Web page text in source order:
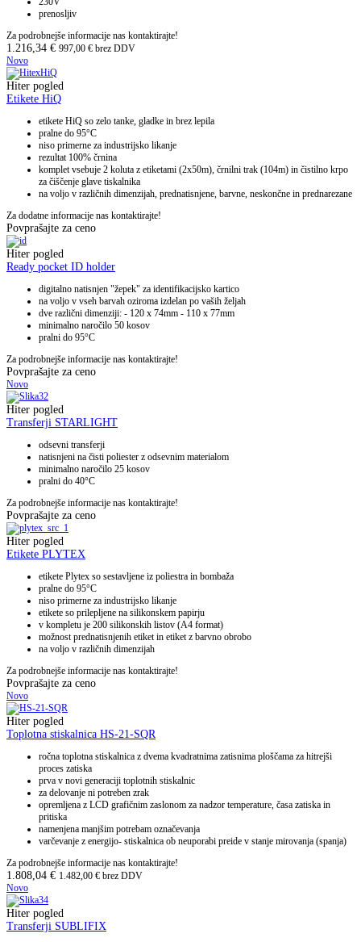
prenosljiv
Za podrobnejše informacije nas kontaktirajte!
1.216,34 € 997,00 € brez DDV
Novo
Hiter pogled
Etikete HiQ
etikete HiQ so zelo tanke, gladke in brez lepila
pralne do 95°C
niso primerne za industrijsko likanje
rezultat 100% črnina
komplet vsebuje 2 koluta z etiketami (2x50m), črnilni trak (104m) in čistilno krpo
za čiščenje glave tiskalnika
na voljo v različnih dimenzijah, prednatisnjene, barvne, neskončne in prednarezane
Za dodatne informacije nas kontaktirajte!
Povprašajte za ceno
Hiter pogled
Ready pocket ID holder
digitalno natisnjen "žepek" za identifikacijsko kartico
na voljo v vseh barvah oziroma izdelan po vaših željah
dve različni dimenziji: - 120 x 74mm - 110 x 77mm
minimalno naročilo 50 kosov
pralni do 95°C
Za podrobnejše informacije nas kontaktirajte!
Povprašajte za ceno
Novo
Hiter pogled
Transferji STARLIGHT
odsevni transferji
natisnjeni na čisti poliester z odsevnim materialom
minimalno naročilo 25 kosov
pralni do 40°C
Za podrobnejše informacije nas kontaktirajte!
Povprašajte za ceno
Hiter pogled
Etikete PLYTEX
etikete Plytex so sestavljene iz poliestra in bombaža
pralne do 95°C
niso primerne za industrijsko likanje
etikete so prilepljene na silikonskem papirju
v kompletu je 200 silikonskih listov (A4 format)
možnost prednatisnjenih etiket in etiket z barvno obrobo
na voljo v različnih dimenzijah
Za podrobnejše informacije nas kontaktirajte!
Povprašajte za ceno
Novo
Hiter pogled
Toplotna stiskalnica HS-21-SQR
ročna toplotna stiskalnica z dvema kvadratnima zatisnima ploščama za hitrejši
proces zatiska
prva v novi generaciji toplotnih stiskalnic
za delovanje ni potreben zrak
opremljena z LCD grafičnim zaslonom za nadzor temperature, časa zatiska in
pritiska
namenjena manjšim potrebam označevanja
varčevanje z energijo- stiskalnica ob neuporabi preide v stanje mirovanja (spanja)
Za podrobnejše informacije nas kontaktirajte!
1.808,04 € 1.482,00 € brez DDV
Novo
Hiter pogled
Transferji SUBLIFIX